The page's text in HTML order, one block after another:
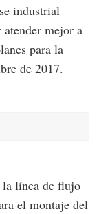
industrial
atender mejor a
para la
de 2017.
línea de flujo
el montaje del